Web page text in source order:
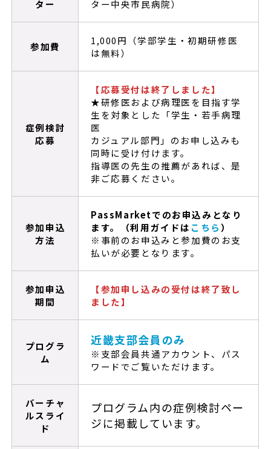
ター
ター中央市民病院）
参加費
1,000円（学部学生・初期研修医
は無料）
症例検討
応募
【応募受付は終了しました】
★研修医および病理医を目指す学
生を対象とした「学生・若手病理
医
カジュアル部門」のお申し込みも
同時に受け付けます。
指導医の先生の推薦があれば、是
非ご応募ください。
参加申込
方法
PassMarketでのお申込みとなり
ます。（利用ガイドは こちら）
※事前のお申込みと参加費のお支
払いが必要となります。
参加申込
期間
【参加申し込みの受付は終了致し
ました】
プログラ
ム
近畿⽀部会員のみ
※⽀部会員共通アカウント、パス
ワードでご覧いただけます。
バーチャ
ルスライ
ド
プログラム内の症例検討ペー
ジに掲載しています。